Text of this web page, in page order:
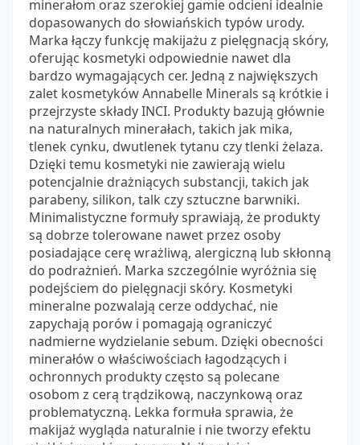
minerałom oraz szerokiej gamie odcieni idealnie
dopasowanych do słowiańskich typów urody.
Marka łączy funkcję makijażu z pielęgnacją skóry,
oferując kosmetyki odpowiednie nawet dla
bardzo wymagających cer. Jedną z największych
zalet kosmetyków Annabelle Minerals są krótkie i
przejrzyste składy INCI. Produkty bazują głównie
na naturalnych minerałach, takich jak mika,
tlenek cynku, dwutlenek tytanu czy tlenki żelaza.
Dzięki temu kosmetyki nie zawierają wielu
potencjalnie drażniących substancji, takich jak
parabeny, silikon, talk czy sztuczne barwniki.
Minimalistyczne formuły sprawiają, że produkty
są dobrze tolerowane nawet przez osoby
posiadające cerę wrażliwą, alergiczną lub skłonną
do podrażnień. Marka szczególnie wyróżnia się
podejściem do pielęgnacji skóry. Kosmetyki
mineralne pozwalają cerze oddychać, nie
zapychają porów i pomagają ograniczyć
nadmierne wydzielanie sebum. Dzięki obecności
minerałów o właściwościach łagodzących i
ochronnych produkty często są polecane
osobom z cerą trądzikową, naczynkową oraz
problematyczną. Lekka formuła sprawia, że
makijaż wygląda naturalnie i nie tworzy efektu